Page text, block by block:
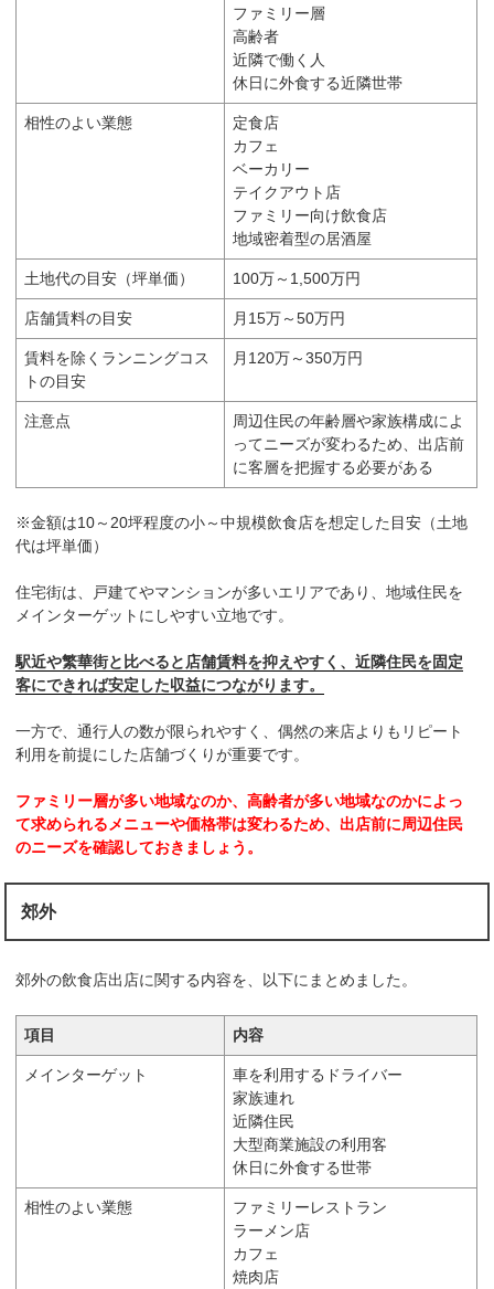
ファミリー層
高齢者
近隣で働く人
休日に外食する近隣世帯
相性のよい業態
定食店
カフェ
ベーカリー
テイクアウト店
ファミリー向け飲食店
地域密着型の居酒屋
土地代の目安（坪単価） 100万～1,500万円
店舗賃料の目安 月15万～50万円
賃料を除くランニングコス
トの目安
月120万～350万円
注意点
周辺住民の年齢層や家族構成によ
ってニーズが変わるため、出店前
に客層を把握する必要がある
※金額は10～20坪程度の小～中規模飲食店を想定した目安（土地
代は坪単価）
住宅街は、戸建てやマンションが多いエリアであり、地域住民を
メインターゲットにしやすい立地です。
駅近や繁華街と比べると店舗賃料を抑えやすく、近隣住民を固定
客にできれば安定した収益につながります。
一方で、通行人の数が限られやすく、偶然の来店よりもリピート
利用を前提にした店舗づくりが重要です。
ファミリー層が多い地域なのか、高齢者が多い地域なのかによっ
て求められるメニューや価格帯は変わるため、出店前に周辺住民
のニーズを確認しておきましょう。
郊外
郊外の飲食店出店に関する内容を、以下にまとめました。
項目 内容
メインターゲット
車を利用するドライバー
家族連れ
近隣住民
大型商業施設の利用客
休日に外食する世帯
相性のよい業態
ファミリーレストラン
ラーメン店
カフェ
焼肉店